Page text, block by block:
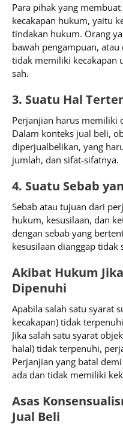
Para pihak yang
kecakapan hukum, yaitu
tindakan hukum. Orang
bawah pengampuan,
tidak memiliki kecakapan
sah.​
3. Suatu Hal
Perjanjian harus memiliki
Dalam konteks jual beli,
diperjualbelikan, yang
jumlah, dan sifat-sifatnya.​
4. Suatu Sebab
Sebab atau tujuan dari
hukum, kesusilaan, dan
dengan sebab yang
kesusilaan dianggap
Akibat Hukum
Dipenuhi
Apabila salah satu syarat
kecakapan) tidak
Jika salah satu syarat
halal) tidak terpenuhi,
Perjanjian yang batal
ada dan tidak memiliki
Asas
Jual Beli